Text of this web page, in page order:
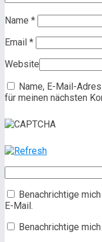
Name *
Email *
Website
Name, E-Mail-
für meinen nächsten
Benachrichtige
E-Mail.
Benachrichtige